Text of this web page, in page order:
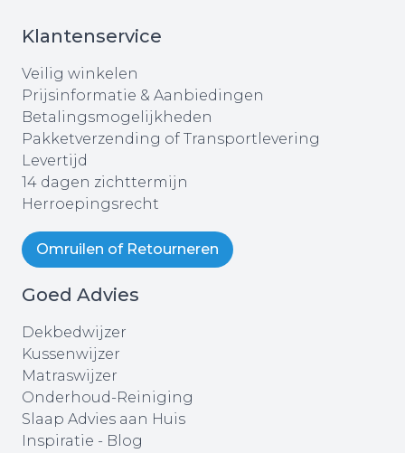
Klantenservice
Veilig winkelen
Prijsinformatie & Aanbiedingen
Betalingsmogelijkheden
Pakketverzending of Transportlevering
Levertijd
14 dagen zichttermijn
Herroepingsrecht
Omruilen of Retourneren
Goed Advies
Dekbedwijzer
Kussenwijzer
Matraswijzer
Onderhoud-Reiniging
Slaap Advies aan Huis
Inspiratie - Blog